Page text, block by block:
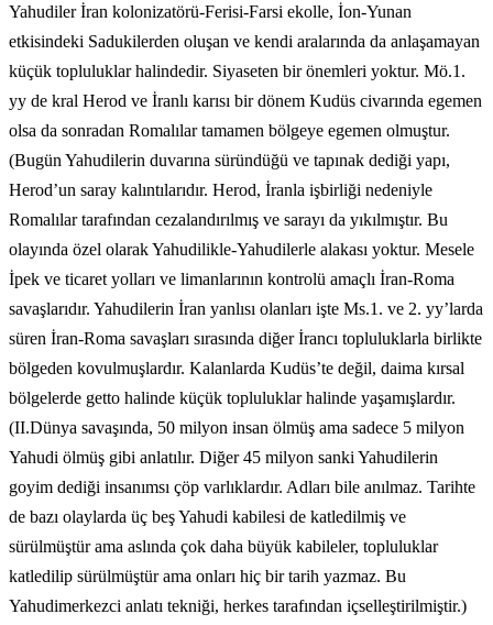
Yahudiler İran kolonizatörü-Ferisi-Farsi ekolle, İon-Yunan
etkisindeki Sadukilerden oluşan ve kendi aralarında da anlaşamayan
küçük topluluklar halindedir. Siyaseten bir önemleri yoktur. Mö.1.
yy de kral Herod ve İranlı karısı bir dönem Kudüs civarında egemen
olsa da sonradan Romalılar tamamen bölgeye egemen olmuştur.
(Bugün Yahudilerin duvarına süründüğü ve tapınak dediği yapı,
Herod’un saray kalıntılarıdır. Herod, İranla işbirliği nedeniyle
Romalılar tarafından cezalandırılmış ve sarayı da yıkılmıştır. Bu
olayında özel olarak Yahudilikle-Yahudilerle alakası yoktur. Mesele
İpek ve ticaret yolları ve limanlarının kontrolü amaçlı İran-Roma
savaşlarıdır. Yahudilerin İran yanlısı olanları işte Ms.1. ve 2. yy’larda
süren İran-Roma savaşları sırasında diğer İrancı topluluklarla birlikte
bölgeden kovulmuşlardır. Kalanlarda Kudüs’te değil, daima kırsal
bölgelerde getto halinde küçük topluluklar halinde yaşamışlardır.
(II.Dünya savaşında, 50 milyon insan ölmüş ama sadece 5 milyon
Yahudi ölmüş gibi anlatılır. Diğer 45 milyon sanki Yahudilerin
goyim dediği insanımsı çöp varlıklardır. Adları bile anılmaz. Tarihte
de bazı olaylarda üç beş Yahudi kabilesi de katledilmiş ve
sürülmüştür ama aslında çok daha büyük kabileler, topluluklar
katledilip sürülmüştür ama onları hiç bir tarih yazmaz. Bu
Yahudimerkezci anlatı tekniği, herkes tarafından içselleştirilmiştir.)